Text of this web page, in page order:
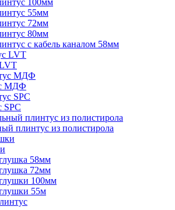
55мм
72мм
80мм
с кабель каналом 58мм
МДФ
SPC
плинтус из полистирола
58мм
72мм
100мм
55м